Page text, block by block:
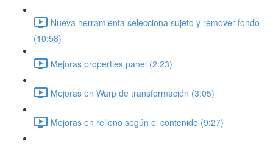
Nueva herramienta selecciona sujeto y remover fondo
(10:58)
Mejoras properties panel (2:23)
Mejoras en Warp de transformación (3:05)
Mejoras en relleno según el contenido (9:27)